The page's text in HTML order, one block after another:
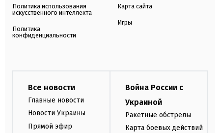
Политика использования
искусственного интеллекта
Политика
конфиденциальности
Карта сайта
Игры
Все новости
Главные новости
Новости Украины
Прямой эфир
Война России с
Украиной
Ракетные обстрелы
Карта боевых действий